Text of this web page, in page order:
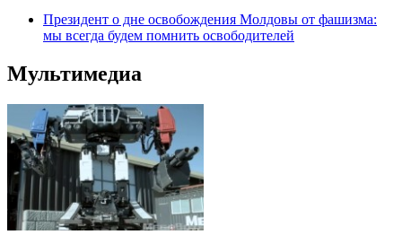
Президент о дне освобождения Молдовы от фашизма:
мы всегда будем помнить освободителей
Мультимедиа